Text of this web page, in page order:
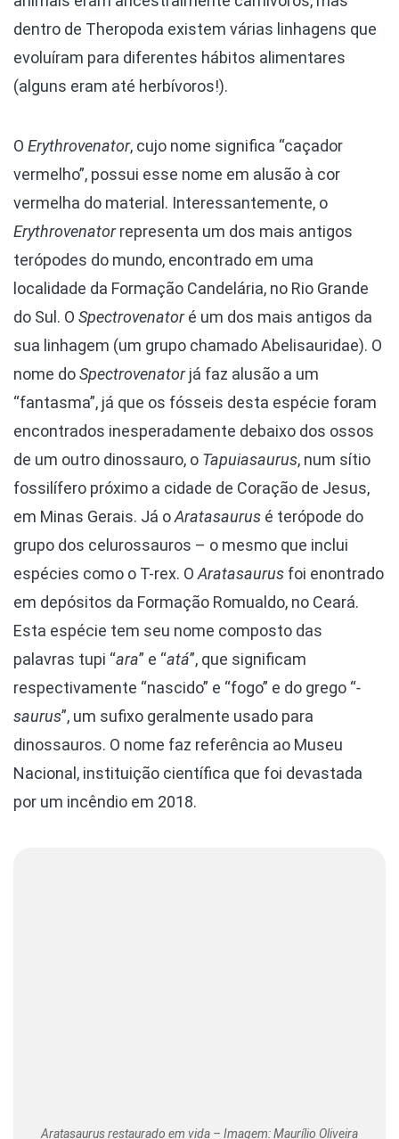
dentro de Theropoda existem várias linhagens que
evoluíram para diferentes hábitos alimentares
(alguns eram até herbívoros!).
O Erythrovenator, cujo nome significa “caçador
vermelho”, possui esse nome em alusão à cor
vermelha do material. Interessantemente, o
Erythrovenatorrepresenta um dos mais antigos
terópodes do mundo, encontrado em uma
localidade da Formação Candelária, no Rio Grande
do Sul. O Spectrovenatoré um dos mais antigos da
sua linhagem (um grupo chamado Abelisauridae). O
nome doSpectrovenatorjá faz alusão a um
“fantasma”, já que os fósseis desta espécie foram
encontrados inesperadamente debaixo dos ossos
de um outro dinossauro, o Tapuiasaurus, num sítio
fossilífero próximo a cidade de Coração de Jesus,
em Minas Gerais. Já oAratasaurus é terópode do
grupo dos celurossauros – o mesmo que inclui
espécies como o T-rex. O Aratasaurus foi enontrado
em depósitos da Formação Romualdo, no Ceará.
Esta espécie tem seu nome composto das
palavras tupi “ara” e “atá”, que significam
respectivamente “nascido” e “fogo” e do grego “-
saurus”, um sufixo geralmente usado para
dinossauros. O nome faz referência ao Museu
Nacional, instituição científica que foi devastada
por um incêndio em 2018.
Aratasaurus restaurado em vida – Imagem: Maurílio Oliveira